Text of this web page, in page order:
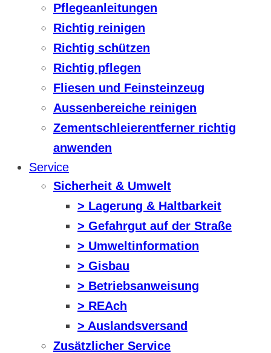
Pflegeanleitungen
Richtig reinigen
Richtig schützen
Richtig pflegen
Fliesen und Feinsteinzeug
Aussenbereiche reinigen
Zementschleierentferner richtig
anwenden
Service
Sicherheit & Umwelt
> Lagerung & Haltbarkeit
> Gefahrgut auf der Straße
> Umweltinformation
> Gisbau
> Betriebsanweisung
> REAch
> Auslandsversand
Zusätzlicher Service